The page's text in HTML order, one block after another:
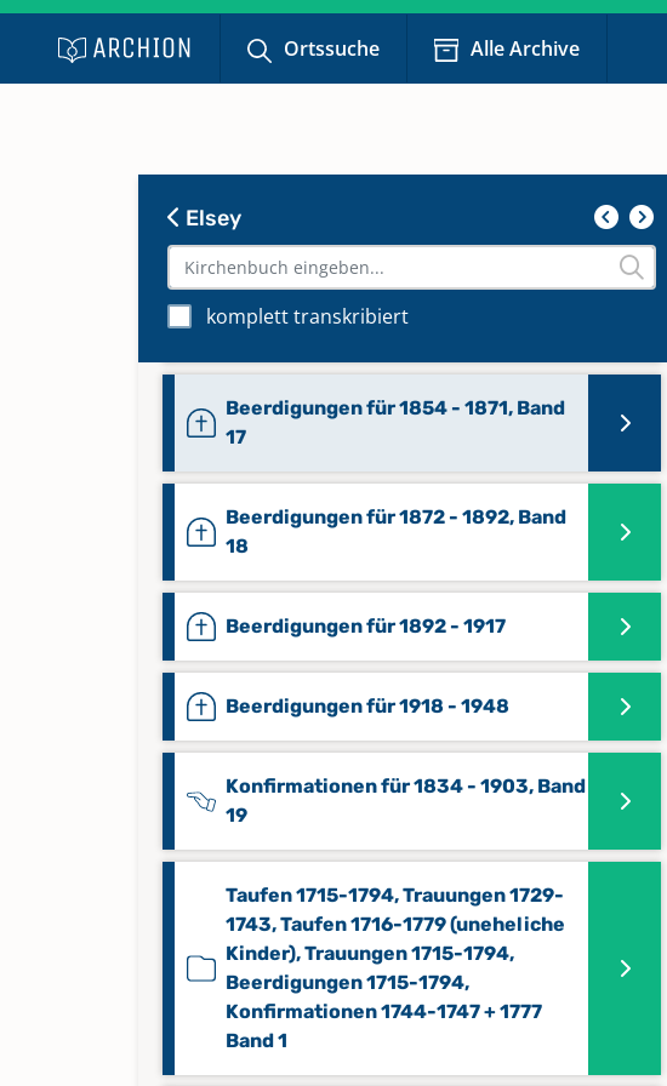
Ortssuche Alle Archive
Elsey
komplett transkribiert
16
Beerdigungen für 1854 - 1871, Band
17
Beerdigungen für 1872 - 1892, Band
18
Beerdigungen für 1892 - 1917
Beerdigungen für 1918 - 1948
Konfirmationen für 1834 - 1903, Band
19
Taufen 1715-1794, Trauungen 1729-
1743, Taufen 1716-1779 (uneheliche
Kinder), Trauungen 1715-1794,
Beerdigungen 1715-1794,
Konfirmationen 1744-1747 + 1777
Band 1